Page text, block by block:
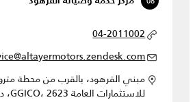
04-2011002
مبني القرهود، بالقرب من محطة مترو
للاستثمارات العامة GGICO، 2623، دبي